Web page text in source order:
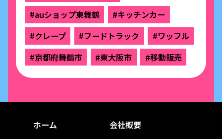
#auショップ東舞鶴
#キッチンカー
#クレープ
#フードトラック
#ワッフル
#京都府舞鶴市
#東大阪市 #移動販売
ホーム
会社概要